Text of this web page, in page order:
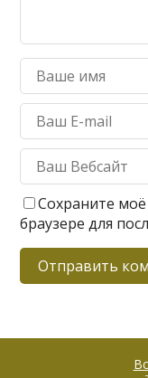
Сохраните
браузере для